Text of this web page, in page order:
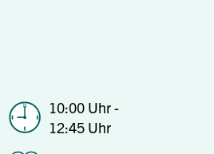
10:00 Uhr -
12:45 Uhr